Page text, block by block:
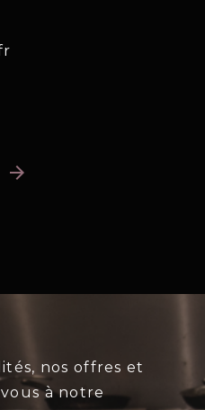
arrow_forward
nos offres et
à notre